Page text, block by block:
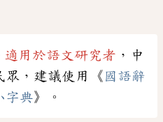
適用於語文研究者 ，中
眾，建議使用《 國語辭
字典》。